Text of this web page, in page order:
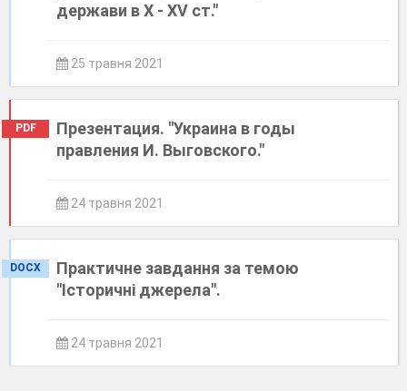
держави в Х - ХV ст."
25 травня 2021
PDF
Презентация. "Украина в годы
правления И. Выговского."
24 травня 2021
DOCX
Практичне завдання за темою
"Історичні джерела".
24 травня 2021